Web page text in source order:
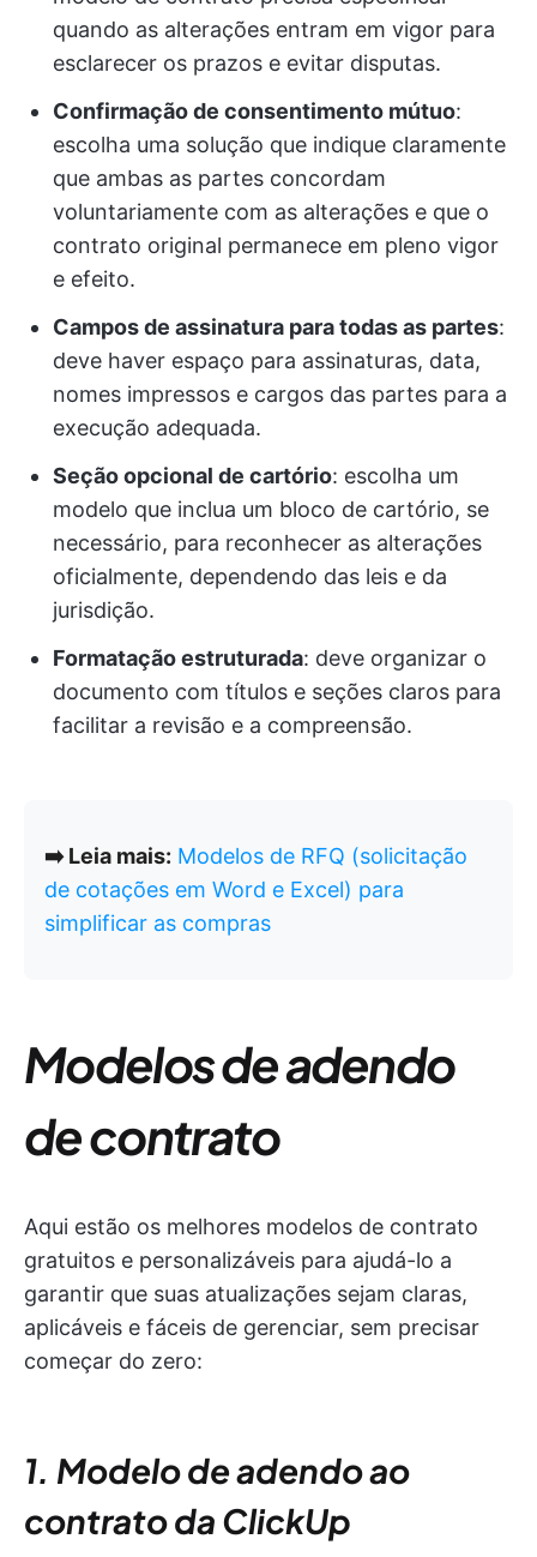
quando as alterações entram em vigor para
esclarecer os prazos e evitar disputas.
Confirmação de consentimento mútuo:
escolha uma solução que indique claramente
que ambas as partes concordam
voluntariamente com as alterações e que o
contrato original permanece em pleno vigor
e efeito.
Campos de assinatura para todas as partes:
deve haver espaço para assinaturas, data,
nomes impressos e cargos das partes para a
execução adequada.
Seção opcional de cartório: escolha um
modelo que inclua um bloco de cartório, se
necessário, para reconhecer as alterações
oficialmente, dependendo das leis e da
jurisdição.
Formatação estruturada: deve organizar o
documento com títulos e seções claros para
facilitar a revisão e a compreensão.
➡️ Leia mais: Modelos de RFQ (solicitação
de cotações em Word e Excel) para
simplificar as compras
Modelos de adendo
de contrato
Aqui estão os melhores modelos de contrato
gratuitos e personalizáveis para ajudá-lo a
garantir que suas atualizações sejam claras,
aplicáveis e fáceis de gerenciar, sem precisar
começar do zero:
1. Modelo de adendo ao
contrato da ClickUp